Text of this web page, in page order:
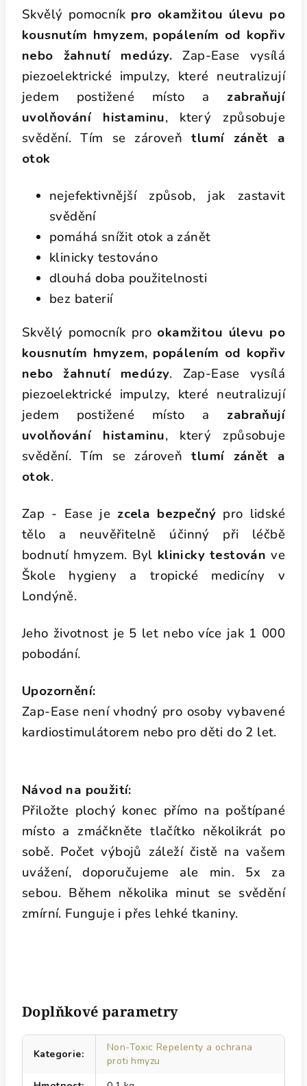
Skvělý pomocník pro okamžitou úlevu po
kousnutím hmyzem, popálením od kopřiv
nebo žahnutí medúzy.Zap-Ease vysílá
piezoelektrické impulzy, které neutralizují
jedem postižené místo a zabraňují
uvolňování histaminu, který způsobuje
svědění. Tím se zároveňtlumí zánět a
otok
nejefektivnější způsob, jak zastavit
svědění
pomáhá snížit otok a zánět
klinicky testováno
dlouhá doba použitelnosti
bez baterií
Skvělý pomocník pro okamžitou úlevu po
kousnutím hmyzem, popálením od kopřiv
nebo žahnutí medúzy. Zap-Ease vysílá
piezoelektrické impulzy, které neutralizují
jedem postižené místo a zabraňují
uvolňování histaminu, který způsobuje
svědění. Tím se zároveňtlumí zánět a
otok.
Zap - Ease je zcela bezpečný pro lidské
tělo a neuvěřitelně účinný při léčbě
bodnutí hmyzem. Byl klinicky testován ve
Škole hygieny a tropické medicíny v
Londýně.
Jeho životnost je 5 let nebo více jak 1 000
pobodání.
Upozornění:
Zap-Ease není vhodný pro osoby vybavené
kardiostimulátorem nebo pro děti do 2 let.
Návod na použití:
Přiložte plochý konec přímo na poštípané
místo a zmáčkněte tlačítko několikrát po
sobě. Počet výbojů záleží čistě na vašem
uvážení, doporučujeme ale min. 5x za
sebou. Během několika minut se svědění
zmírní. Funguje i přes lehké tkaniny.
Doplňkové parametry
Kategorie:
Non-Toxic Repelenty a ochrana
proti hmyzu